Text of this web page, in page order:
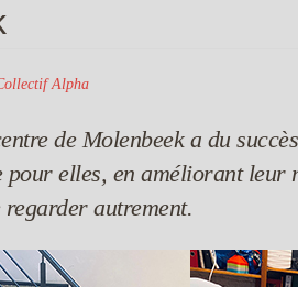
Alpha
de Molenbeek a du
pour elles, en améliorant leur
regarder autrement.